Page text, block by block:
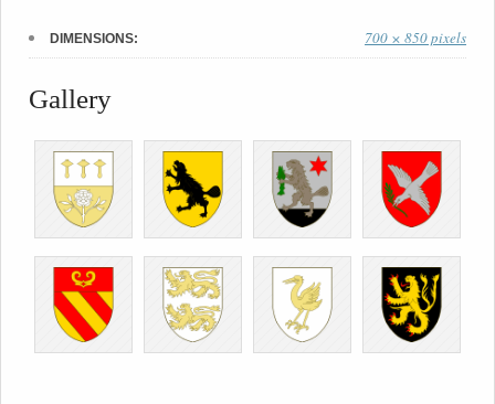
DIMENSIONS: 700 × 850 pixels
Gallery